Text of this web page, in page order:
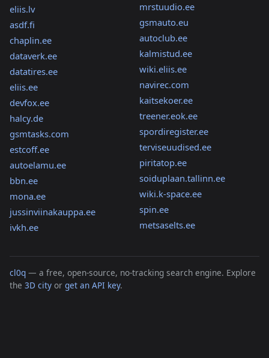
eliis.lv
asdf.fi
chaplin.ee
dataverk.ee
datatires.ee
eliis.ee
devfox.ee
halcy.de
gsmtasks.com
estcoff.ee
autoelamu.ee
bbn.ee
mona.ee
jussinviinakauppa.ee
ivkh.ee
mrstuudio.ee
gsmauto.eu
autoclub.ee
kalmistud.ee
wiki.eliis.ee
navirec.com
kaitsekoer.ee
treener.eok.ee
spordiregister.ee
terviseuudised.ee
piritatop.ee
soiduplaan.tallinn.ee
wiki.k-space.ee
spin.ee
metsaselts.ee
cl0q — a free, open-source, no-tracking search engine. Explore
the 3D city or get an API key.